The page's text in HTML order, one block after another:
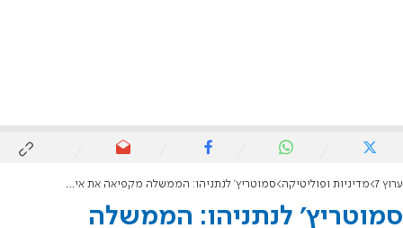
ערוץ 7 מדיניות ופוליטיקה סמוטריץ' לנתניהו: הממשלה מקפיאה את אישורי הבנייה ביו"ש
סמוטריץ' לנתניהו: הממשלה